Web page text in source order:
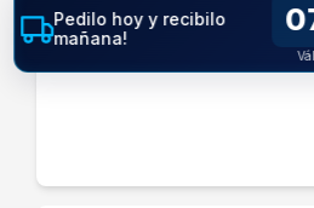
Pedilo hoy y recibilo
mañana!